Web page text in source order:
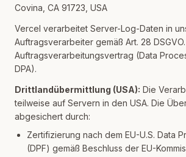
Covina, CA 91723, USA
Vercel verarbeitet Server-Log-Daten in
Auftragsverarbeiter gemäß Art. 28
Auftragsverarbeitungsvertrag (Data
DPA).
Drittlandübermittlung (USA): Die
teilweise auf Servern in den USA. Die
abgesichert durch:
Zertifizierung nach dem EU-U.S. Data
(DPF) gemäß Beschluss der EU-